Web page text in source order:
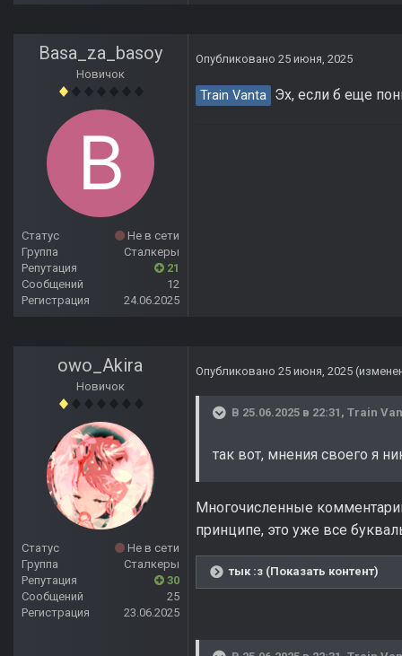
Basa_za_basoy
Новичок
Статус
Не в сети
Группа
Сталкеры
Репутация
21
Сообщений
12
Регистрация
24.06.2025
Опубликовано 25 июня, 2025
Train Vanta Эх, если б еще
owo_Akira
Новичок
Статус
Не в сети
Группа
Сталкеры
Репутация
30
Сообщений
25
Регистрация
23.06.2025
Опубликовано 25 июня, 2025
В 25.06.2025 в 22:31, Train
так вот, мнения своего я
Многочисленные
принципе, это уже все
тык :з (Показать контент)